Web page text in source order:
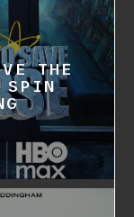
THE
SPIN